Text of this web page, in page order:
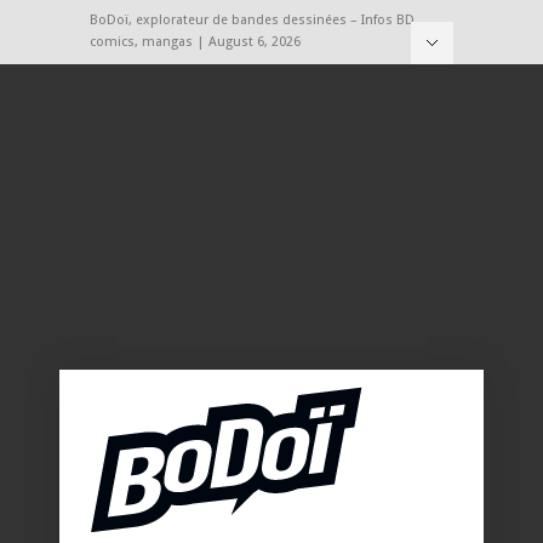
BoDoï, explorateur de bandes dessinées – Infos BD,
comics, mangas | August 6, 2026